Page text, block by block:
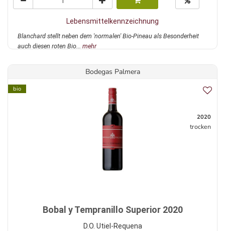
Lebensmittelkennzeichnung
Blanchard stellt neben dem 'normalen' Bio-Pineau als Besonderheit
auch diesen roten Bio... mehr
Bodegas Palmera
bio
2020
trocken
Bobal y Tempranillo Superior 2020
D.O. Utiel-Requena